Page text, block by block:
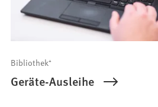
Bibliothek⁺
Geräte-Ausleihe